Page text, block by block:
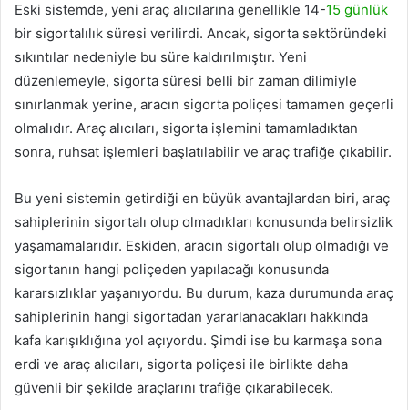
Eski sistemde, yeni araç alıcılarına genellikle 14-15 günlük
bir sigortalılık süresi verilirdi. Ancak, sigorta sektöründeki
sıkıntılar nedeniyle bu süre kaldırılmıştır. Yeni
düzenlemeyle, sigorta süresi belli bir zaman dilimiyle
sınırlanmak yerine, aracın sigorta poliçesi tamamen geçerli
olmalıdır. Araç alıcıları, sigorta işlemini tamamladıktan
sonra, ruhsat işlemleri başlatılabilir ve araç trafiğe çıkabilir.
Bu yeni sistemin getirdiği en büyük avantajlardan biri, araç
sahiplerinin sigortalı olup olmadıkları konusunda belirsizlik
yaşamamalarıdır. Eskiden, aracın sigortalı olup olmadığı ve
sigortanın hangi poliçeden yapılacağı konusunda
kararsızlıklar yaşanıyordu. Bu durum, kaza durumunda araç
sahiplerinin hangi sigortadan yararlanacakları hakkında
kafa karışıklığına yol açıyordu. Şimdi ise bu karmaşa sona
erdi ve araç alıcıları, sigorta poliçesi ile birlikte daha
güvenli bir şekilde araçlarını trafiğe çıkarabilecek.